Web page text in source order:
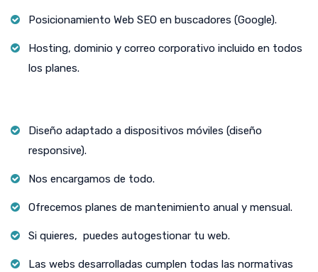
Posicionamiento Web SEO en buscadores (Google).
Hosting, dominio y correo corporativo incluido en todos
los planes.
Diseño adaptado a dispositivos móviles (diseño
responsive).
Nos encargamos de todo.
Ofrecemos planes de mantenimiento anual y mensual.
Si quieres, puedes autogestionar tu web.
Las webs desarrolladas cumplen todas las normativas